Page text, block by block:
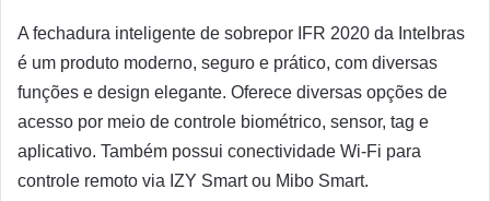
A fechadura inteligente de sobrepor IFR 2020 da Intelbras
é um produto moderno, seguro e prático, com diversas
funções e design elegante. Oferece diversas opções de
acesso por meio de controle biométrico, sensor, tag e
aplicativo. Também possui conectividade Wi-Fi para
controle remoto via IZY Smart ou Mibo Smart.